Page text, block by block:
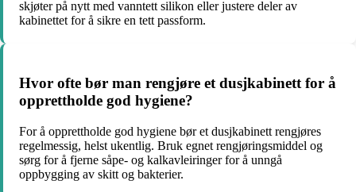
skjøter på nytt med vanntett silikon eller justere deler av
kabinettet for å sikre en tett passform.
Hvor ofte bør man rengjøre et dusjkabinett for å
opprettholde god hygiene?
For å opprettholde god hygiene bør et dusjkabinett rengjøres
regelmessig, helst ukentlig. Bruk egnet rengjøringsmiddel og
sørg for å fjerne såpe- og kalkavleiringer for å unngå
oppbygging av skitt og bakterier.